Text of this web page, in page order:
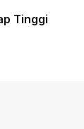
Tinggi